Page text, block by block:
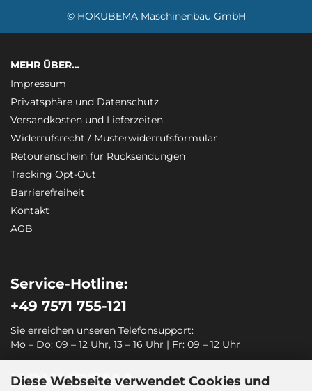
Diese Webseite verwendet Cookies und
© HOKUBEMA Maschinenbau GmbH
MEHR ÜBER…
Impressum
Privatsphäre und Datenschutz
Versandkosten und Lieferzeiten
Widerrufsrecht / Musterwiderrufsformular
Retourenschein für Rücksendungen
Tracking Opt-Out
Barrierefreiheit
Kontakt
AGB
Service-Hotline:
+49 7571 755-121
Sie erreichen unseren Telefonsupport:
Mo – Do: 09 – 12 Uhr, 13 – 16 Uhr | Fr: 09 – 12 Uhr